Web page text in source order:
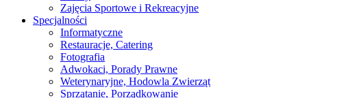
Zajęcia Sportowe i Rekreacyjne
Specjalności
Informatyczne
Restauracje, Catering
Fotografia
Adwokaci, Porady Prawne
Weterynaryjne, Hodowla Zwierząt
Sprzątanie, Porządkowanie